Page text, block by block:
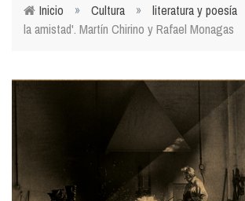
Usted está aquí
Inicio » Cultura » literatura y poesía
la amistad'. Martín Chirino y Rafael Monagas